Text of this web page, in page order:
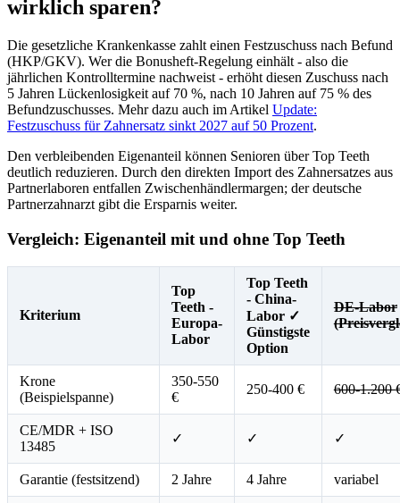
wirklich sparen?
Die gesetzliche Krankenkasse zahlt einen Festzuschuss nach Befund
(HKP/GKV). Wer die Bonusheft-Regelung einhält - also die
jährlichen Kontrolltermine nachweist - erhöht diesen Zuschuss nach
5 Jahren Lückenlosigkeit auf 70 %, nach 10 Jahren auf 75 % des
Befundzuschusses. Mehr dazu auch im Artikel Update:
Festzuschuss für Zahnersatz sinkt 2027 auf 50 Prozent.
Den verbleibenden Eigenanteil können Senioren über Top Teeth
deutlich reduzieren. Durch den direkten Import des Zahnersatzes aus
Partnerlaboren entfallen Zwischenhändlermargen; der deutsche
Partnerzahnarzt gibt die Ersparnis weiter.
Vergleich: Eigenanteil mit und ohne Top Teeth
Kriterium
Top
Teeth -
Europa-
Labor
Top Teeth
- China-
Labor ✓
Günstigste
Option
DE-Labor
Krone
(Beispielspanne)
350-550
€
250-400 € 600-1.200
CE/MDR + ISO
13485
✓ ✓ ✓
Garantie (festsitzend) 2 Jahre 4 Jahre variabel